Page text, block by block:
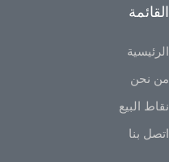
القائمة
الرئيسية
من نحن
نقاط البيع
اتصل بنا